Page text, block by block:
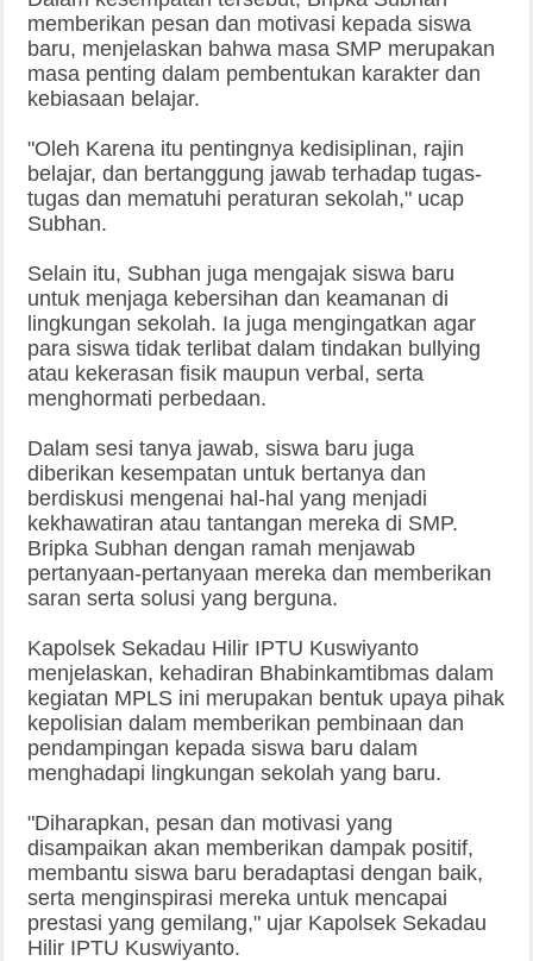
memberikan pesan dan motivasi kepada siswa
baru, menjelaskan bahwa masa SMP merupakan
masa penting dalam pembentukan karakter dan
kebiasaan belajar.
"Oleh Karena itu pentingnya kedisiplinan, rajin
belajar, dan bertanggung jawab terhadap tugas-
tugas dan mematuhi peraturan sekolah," ucap
Subhan.
Selain itu, Subhan juga mengajak siswa baru
untuk menjaga kebersihan dan keamanan di
lingkungan sekolah. Ia juga mengingatkan agar
para siswa tidak terlibat dalam tindakan bullying
atau kekerasan fisik maupun verbal, serta
menghormati perbedaan.
Dalam sesi tanya jawab, siswa baru juga
diberikan kesempatan untuk bertanya dan
berdiskusi mengenai hal-hal yang menjadi
kekhawatiran atau tantangan mereka di SMP.
Bripka Subhan dengan ramah menjawab
pertanyaan-pertanyaan mereka dan memberikan
saran serta solusi yang berguna.
Kapolsek Sekadau Hilir IPTU Kuswiyanto
menjelaskan, kehadiran Bhabinkamtibmas dalam
kegiatan MPLS ini merupakan bentuk upaya pihak
kepolisian dalam memberikan pembinaan dan
pendampingan kepada siswa baru dalam
menghadapi lingkungan sekolah yang baru.
"Diharapkan, pesan dan motivasi yang
disampaikan akan memberikan dampak positif,
membantu siswa baru beradaptasi dengan baik,
serta menginspirasi mereka untuk mencapai
prestasi yang gemilang," ujar Kapolsek Sekadau
Hilir IPTU Kuswiyanto.